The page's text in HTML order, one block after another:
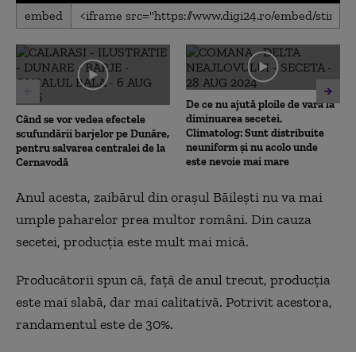
0
seconds
0
seconds
embed
Când se vor vedea efectele
scufundării barjelor pe Dunăre,
pentru salvarea centralei de la
Cernavodă
De ce nu ajută ploile de vară la
diminuarea secetei.
Climatolog: Sunt distribuite
neuniform și nu acolo unde
este nevoie mai mare
Anul acesta, zaibărul din oraşul Băileşti nu va mai
umple paharelor prea multor români. Din cauza
secetei, producţia este mult mai mică.
Producătorii spun că, față de anul trecut, producția
este mai slabă, dar mai calitativă. Potrivit acestora,
randamentul este de 30%.